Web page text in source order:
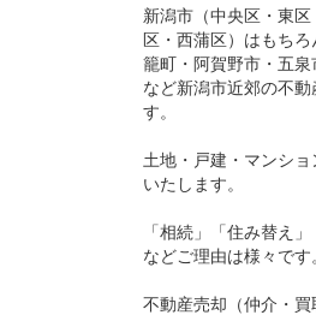
新潟市（中央区・東
区・西蒲区）はもち
籠町・阿賀野市・五
など新潟市近郊の不
す。
土地・戸建・マンシ
いたします。
「相続」「住み替え
などご理由は様々です
不動産売却（仲介・